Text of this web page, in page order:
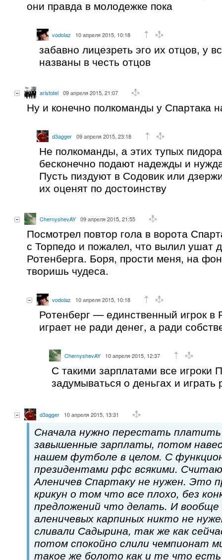
они правда в молодежке пока
vodolaz 10 апреля 2015, 10:18
забавно лицезреть эго их отцов, у
названы в честь отцов
aristotel 09 апреля 2015, 21:07
Ну и конечно полкоманды у Спартака
d3agger 09 апреля 2015, 23:18
Не полкоманды, а этих тупых
бесконечно подают надежды и
Пусть пиздуют в Содовик или
их оценят по достоинству
ChernyshevAY 09 апреля 2015, 21:55
Посмотрел повтор гола в ворота
с Торпедо и пожалел, что вылил ушат
Ротенберга. Боря, прости меня, на
творишь чудеса.
vodolaz 10 апреля 2015, 10:18
Ротенберг — единственный игрок
играет не ради денег, а ради
ChernyshevAY 10 апреля 2015, 12:37
С такими зарплатами все игроки
задумываться о деньгах и играть
d3agger 10 апреля 2015, 13:31
Сначала нужно перестать
завышенные зарплаты, потом
нашем футболе в целом. С
президентами рфс всякими.
Аленичев Спартаку не нужен. Это
крикун о том что все плохо, без
предложений что делать. И вообще
аленичевых карпиных никто не
сливали Садырина, так же как
потом спокойно слили чемпионат
такое же болото как и те что есть